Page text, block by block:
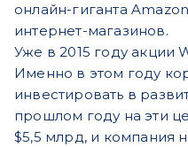
онлайн-гиганта
интернет-магазинов.
Уже в 2015 году акции
Именно в этом году
инвестировать в
прошлом году на эти
$5,5 млрд, и компания